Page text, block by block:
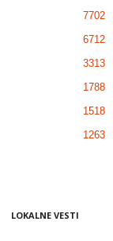
7702
6712
3313
1788
1518
1263
LOKALNE VESTI